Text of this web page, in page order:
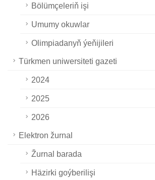
Bölümçeleriň işi
Umumy okuwlar
Olimpiadanyň ýeňijileri
Türkmen uniwersiteti gazeti
2024
2025
2026
Elektron žurnal
Žurnal barada
Häzirki goýberilişi